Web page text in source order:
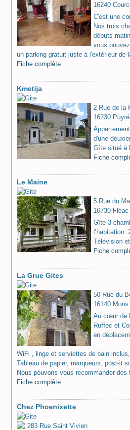
16240
C'est une
Nos trois
débuts
vous
un parking gratuit juste à l'extérieur de
Fiche complète
Kmetija
2 Rue de la
16230
d'une
Gîte situé à
Fiche
Le Maine
5 Rue du
16730 Fléac
Gîte 3
Télévision
Fiche
La Grue Gites
50 Rue du
16140 Mons
Au cœur de
Ruffec et
en
WiFi , linge et serviettes de bain
Tableau de papier, marqueurs, post-it
Nous pouvons vous recommander
Fiche complète
Chez Phoenixette
283 Rue Saint Vivien